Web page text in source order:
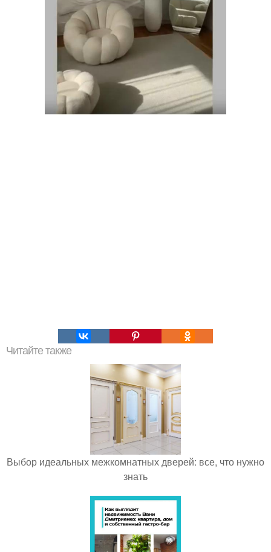
Читайте также
Выбор идеальных межкомнатных дверей: все, что нужно
знать